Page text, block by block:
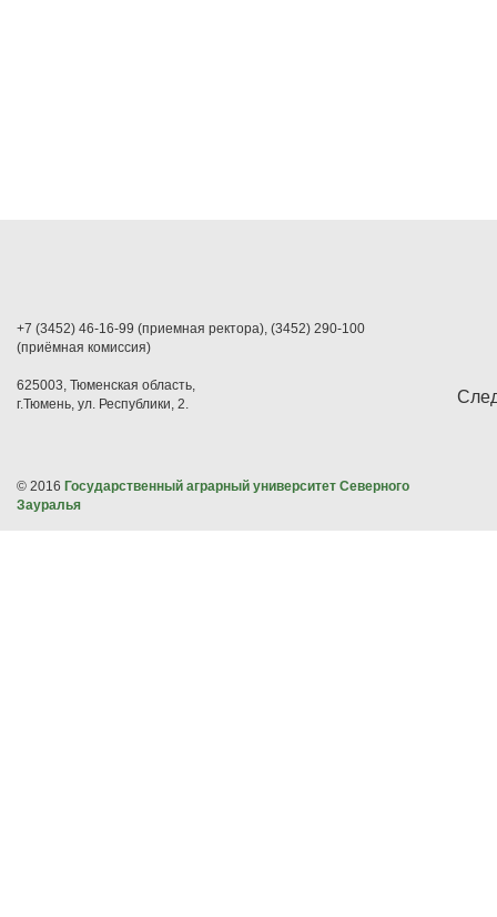
+7 (3452) 46-16-99 (приемная ректора), (3452) 290-100
(приёмная комиссия)
625003, Тюменская область,
г.Тюмень, ул. Республики, 2.
© 2016 Государственный аграрный университет Северного
Зауралья